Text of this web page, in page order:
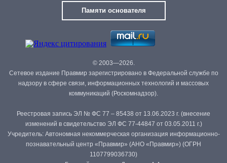
Памяти основателя
© 2003—2026.
Сетевое издание Правмир зарегистрировано в Федеральной службе по
надзору в сфере связи, информационных технологий и массовых
коммуникаций (Роскомнадзор).
Реестровая запись ЭЛ № ФС 77 – 85438 от 13.06.2023 г. (внесение
изменений в свидетельство ЭЛ ФС 77-44847 от 03.05.2011 г.)
Учредитель: Автономная некоммерческая организация информационно-
познавательный центр «Правмир» (АНО «Правмир») (ОГРН
1107799036730)